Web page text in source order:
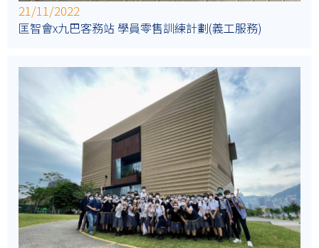
21/11/2022
匡智會x九巴客務站 學員零售訓練計劃(義工服務)